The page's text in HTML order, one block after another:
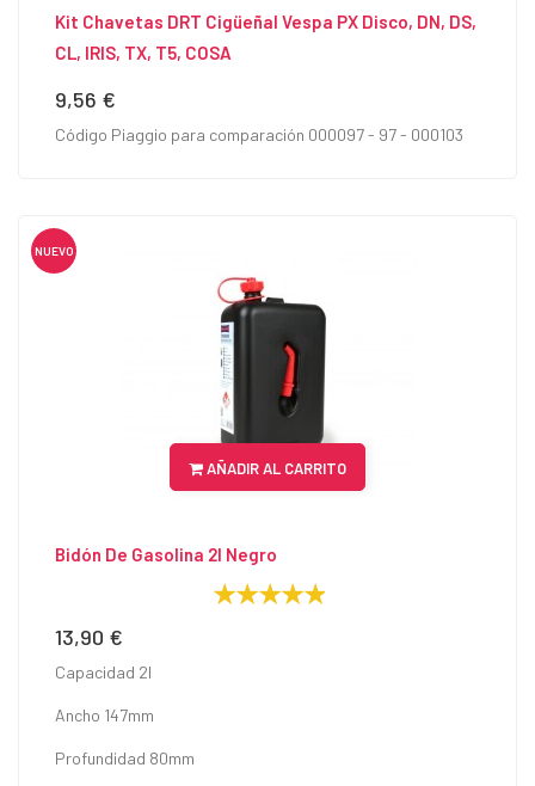
Kit Chavetas DRT Cigüeñal Vespa PX Disco, DN, DS,
CL, IRIS, TX, T5, COSA
Precio
9,56 €
Código Piaggio para comparación 000097 - 97 - 000103
NUEVO
AÑADIR AL CARRITO
Bidón De Gasolina 2l Negro
Precio
13,90 €
Capacidad 2l
Ancho 147mm
Profundidad 80mm